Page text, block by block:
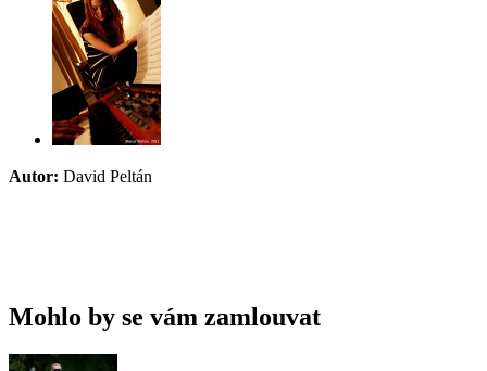
Autor: David Peltán
Mohlo by se vám zamlouvat